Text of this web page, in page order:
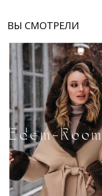
ВЫ СМОТРЕЛИ